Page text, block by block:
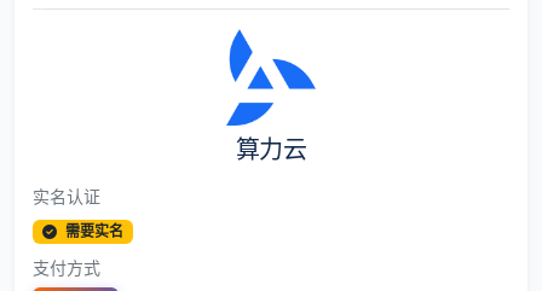
算力云
实名认证
需要实名
支付方式